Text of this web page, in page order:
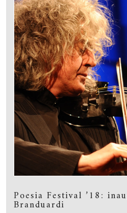
Poesia Festival ’18:
Branduardi